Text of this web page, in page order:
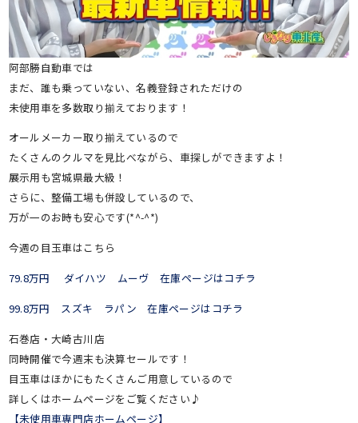
阿部勝自動車では
まだ、誰も乗っていない、名義登録されただけの
未使用車を多数取り揃えております！
オールメーカー取り揃えているので
たくさんのクルマを見比べながら、車探しができますよ！
展示用も宮城県最大級！
さらに、整備工場も併設しているので、
万が一のお時も安心です(*^-^*)
今週の目玉車はこちら
79.8万円 ダイハツ ムーヴ 在庫ページはコチラ
99.8万円 スズキ ラパン 在庫ページはコチラ
石巻店・大崎古川店
同時開催で今週末も決算セールです！
目玉車はほかにもたくさんご用意しているので
詳しくはホームページをご覧ください♪
【未使用車専門店ホームページ】